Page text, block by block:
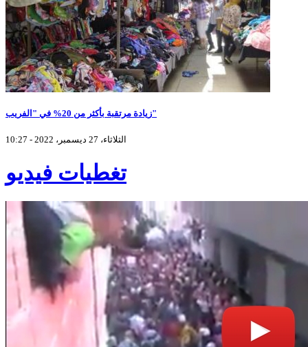
زيادة مرتقبة بأكثر من 20% في "الفريب"
الثلاثاء، 27 ديسمبر، 2022 - 10:27
تغطيات فيديو